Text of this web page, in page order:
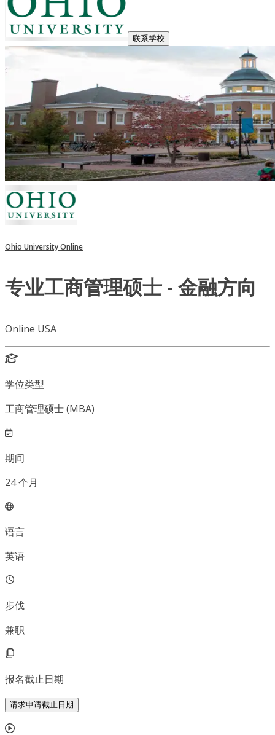
联系学校
Ohio University Online
专业工商管理硕士 - 金融方向
Online USA
学位类型
工商管理硕士 (MBA)
期间
24个月
语言
英语
步伐
兼职
报名截止日期
请求申请截止日期